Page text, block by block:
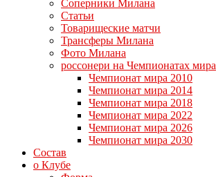
Соперники Милана
Статьи
Товарищеские матчи
Трансферы Милана
Фото Милана
россонери на Чемпионатах мира
Чемпионат мира 2010
Чемпионат мира 2014
Чемпионат мира 2018
Чемпионат мира 2022
Чемпионат мира 2026
Чемпионат мира 2030
Состав
о Клубе